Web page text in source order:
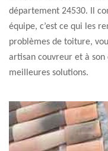
département 24530. Il
équipe, c’est ce qui les
problèmes de toiture,
artisan couvreur et à
meilleures solutions.